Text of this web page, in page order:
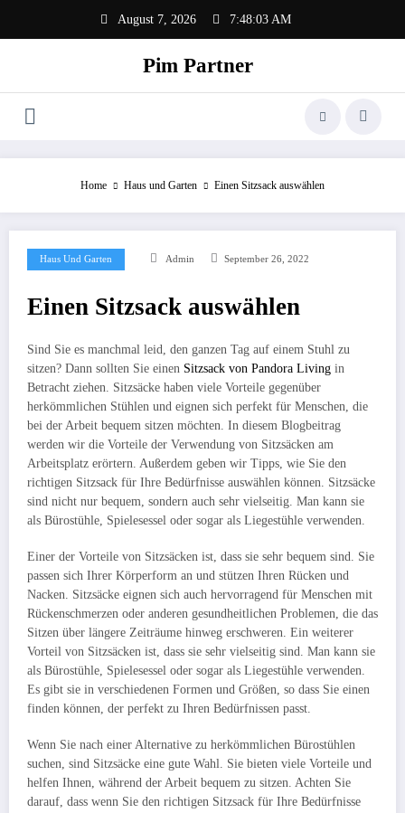
springen
August 7, 2026 7:48:03 AM
Pim Partner
Home Haus und Garten Einen Sitzsack auswählen
Haus Und Garten Admin September 26, 2022
Einen Sitzsack auswählen
Sind Sie es manchmal leid, den ganzen Tag auf einem Stuhl zu
sitzen? Dann sollten Sie einen Sitzsack von Pandora Living in
Betracht ziehen. Sitzsäcke haben viele Vorteile gegenüber
herkömmlichen Stühlen und eignen sich perfekt für Menschen, die
bei der Arbeit bequem sitzen möchten. In diesem Blogbeitrag
werden wir die Vorteile der Verwendung von Sitzsäcken am
Arbeitsplatz erörtern. Außerdem geben wir Tipps, wie Sie den
richtigen Sitzsack für Ihre Bedürfnisse auswählen können. Sitzsäcke
sind nicht nur bequem, sondern auch sehr vielseitig. Man kann sie
als Bürostühle, Spielesessel oder sogar als Liegestühle verwenden.
Einer der Vorteile von Sitzsäcken ist, dass sie sehr bequem sind. Sie
passen sich Ihrer Körperform an und stützen Ihren Rücken und
Nacken. Sitzsäcke eignen sich auch hervorragend für Menschen mit
Rückenschmerzen oder anderen gesundheitlichen Problemen, die das
Sitzen über längere Zeiträume hinweg erschweren. Ein weiterer
Vorteil von Sitzsäcken ist, dass sie sehr vielseitig sind. Man kann sie
als Bürostühle, Spielesessel oder sogar als Liegestühle verwenden.
Es gibt sie in verschiedenen Formen und Größen, so dass Sie einen
finden können, der perfekt zu Ihren Bedürfnissen passt.
Wenn Sie nach einer Alternative zu herkömmlichen Bürostühlen
suchen, sind Sitzsäcke eine gute Wahl. Sie bieten viele Vorteile und
helfen Ihnen, während der Arbeit bequem zu sitzen. Achten Sie
darauf, dass wenn Sie den richtigen Sitzsack für Ihre Bedürfnisse